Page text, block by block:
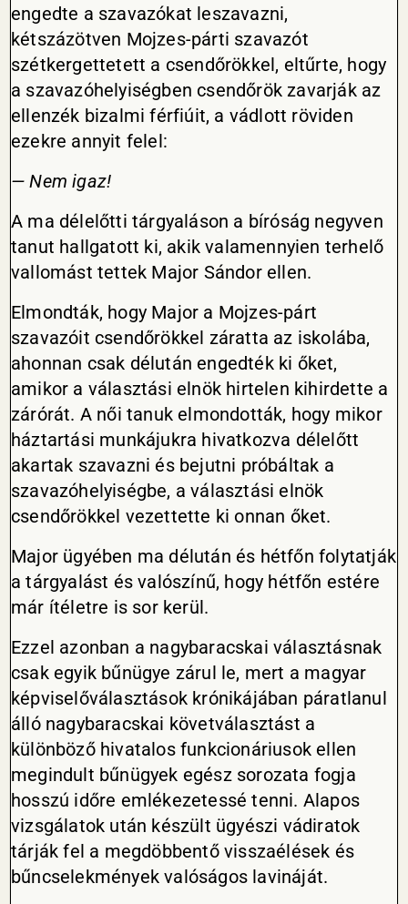
engedte a szavazókat leszavazni,
kétszázötven Mojzes-párti szavazót
szétkergettetett a csendőrökkel, eltűrte, hogy
a szavazóhelyiségben csendőrök zavarják az
ellenzék bizalmi férfiúit, a vádlott röviden
ezekre annyit felel:
— Nem igaz!
A ma délelőtti tárgyaláson a bíróság negyven
tanut hallgatott ki, akik valamennyien terhelő
vallomást tettek Major Sándor ellen.
Elmondták, hogy Major a Mojzes-párt
szavazóit csendőrökkel záratta az iskolába,
ahonnan csak délután engedték ki őket,
amikor a választási elnök hirtelen kihirdette a
zárórát. A női tanuk elmondották, hogy mikor
háztartási munkájukra hivatkozva délelőtt
akartak szavazni és bejutni próbáltak a
szavazóhelyiségbe, a választási elnök
csendőrökkel vezettette ki onnan őket.
Major ügyében ma délután és hétfőn folytatják
a tárgyalást és valószínű, hogy hétfőn estére
már ítéletre is sor kerül.
Ezzel azonban a nagybaracskai választásnak
csak egyik bűnügye zárul le, mert a magyar
képviselőválasztások krónikájában páratlanul
álló nagybaracskai követválasztást a
különböző hivatalos funkcionáriusok ellen
megindult bűnügyek egész sorozata fogja
hosszú időre emlékezetessé tenni. Alapos
vizsgálatok után készült ügyészi vádiratok
tárják fel a megdöbbentő visszaélések és
bűncselekmények valóságos lavináját.